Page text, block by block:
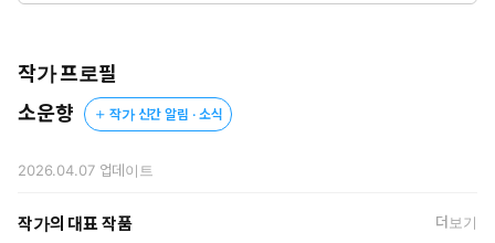
그의 향한 찬사가 결국 신의 자리를 위협하자
프시케를 저주하도록 명령한다.
작가 프로필
소운향
작가 신간 알림 · 소식
2026.04.07업데이트
작가의 대표 작품 더보기